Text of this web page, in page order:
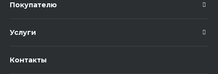
Покупателю
Услуги
Контакты